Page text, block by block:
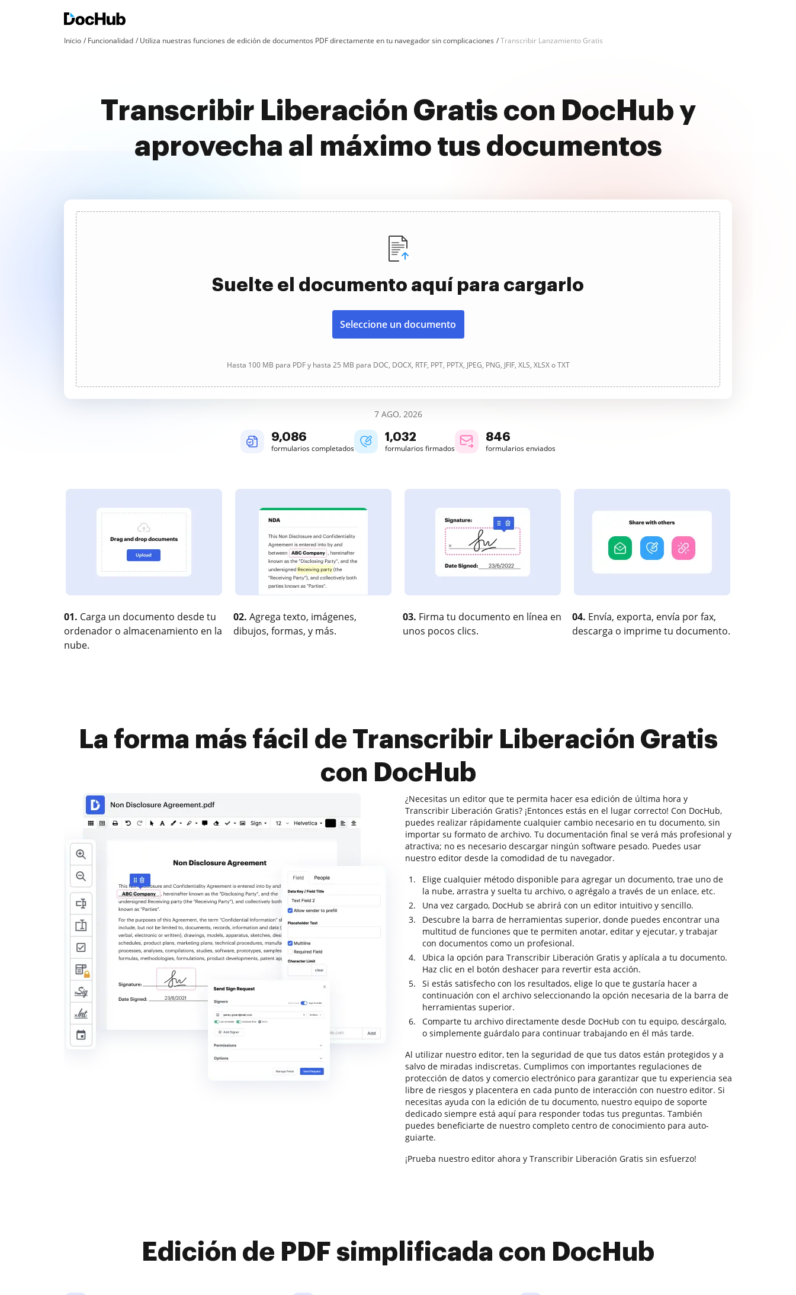
Inicio Funcionalidad Utiliza nuestras funciones de edición de documentos PDF directamente en tu navegador sin complicaciones Transcribir Lanzamiento Gratis
Transcribir Liberación Gratis con DocHub y
aprovecha al máximo tus documentos
Suelte el documento aquí para cargarlo
Seleccione un documento
Hasta 100 MB para PDF y hasta 25 MB para DOC, DOCX, RTF, PPT, PPTX, JPEG, PNG, JFIF, XLS, XLSX o TXT
7 AGO, 2026
9,088
formularios completados
1,032
formularios firmados
847
formularios enviados
01. Carga un documento desde tu
ordenador o almacenamiento en la
nube.
02. Agrega texto, imágenes,
dibujos, formas, y más.
03. Firma tu documento en línea en
unos pocos clics.
04. Envía, exporta, envía por fax,
descarga o imprime tu documento.
La forma más fácil de Transcribir Liberación Gratis
con DocHub
¿Necesitas un editor que te permita hacer esa edición de última hora y
Transcribir Liberación Gratis? ¡Entonces estás en el lugar correcto! Con DocHub,
puedes realizar rápidamente cualquier cambio necesario en tu documento, sin
importar su formato de archivo. Tu documentación final se verá más profesional y
atractiva; no es necesario descargar ningún software pesado. Puedes usar
nuestro editor desde la comodidad de tu navegador.
Elige cualquier método disponible para agregar un documento, trae uno de
la nube, arrastra y suelta tu archivo, o agrégalo a través de un enlace, etc.
Una vez cargado, DocHub se abrirá con un editor intuitivo y sencillo.
Descubre la barra de herramientas superior, donde puedes encontrar una
multitud de funciones que te permiten anotar, editar y ejecutar, y trabajar
con documentos como un profesional.
Ubica la opción para Transcribir Liberación Gratis y aplícala a tu documento.
Haz clic en el botón deshacer para revertir esta acción.
Si estás satisfecho con los resultados, elige lo que te gustaría hacer a
continuación con el archivo seleccionando la opción necesaria de la barra de
herramientas superior.
Comparte tu archivo directamente desde DocHub con tu equipo, descárgalo,
o simplemente guárdalo para continuar trabajando en él más tarde.
Al utilizar nuestro editor, ten la seguridad de que tus datos están protegidos y a
salvo de miradas indiscretas. Cumplimos con importantes regulaciones de
protección de datos y comercio electrónico para garantizar que tu experiencia sea
libre de riesgos y placentera en cada punto de interacción con nuestro editor. Si
necesitas ayuda con la edición de tu documento, nuestro equipo de soporte
dedicado siempre está aquí para responder todas tus preguntas. También
puedes beneficiarte de nuestro completo centro de conocimiento para auto-
guiarte.
¡Prueba nuestro editor ahora y Transcribir Liberación Gratis sin esfuerzo!
Edición de PDF simplificada con DocHub